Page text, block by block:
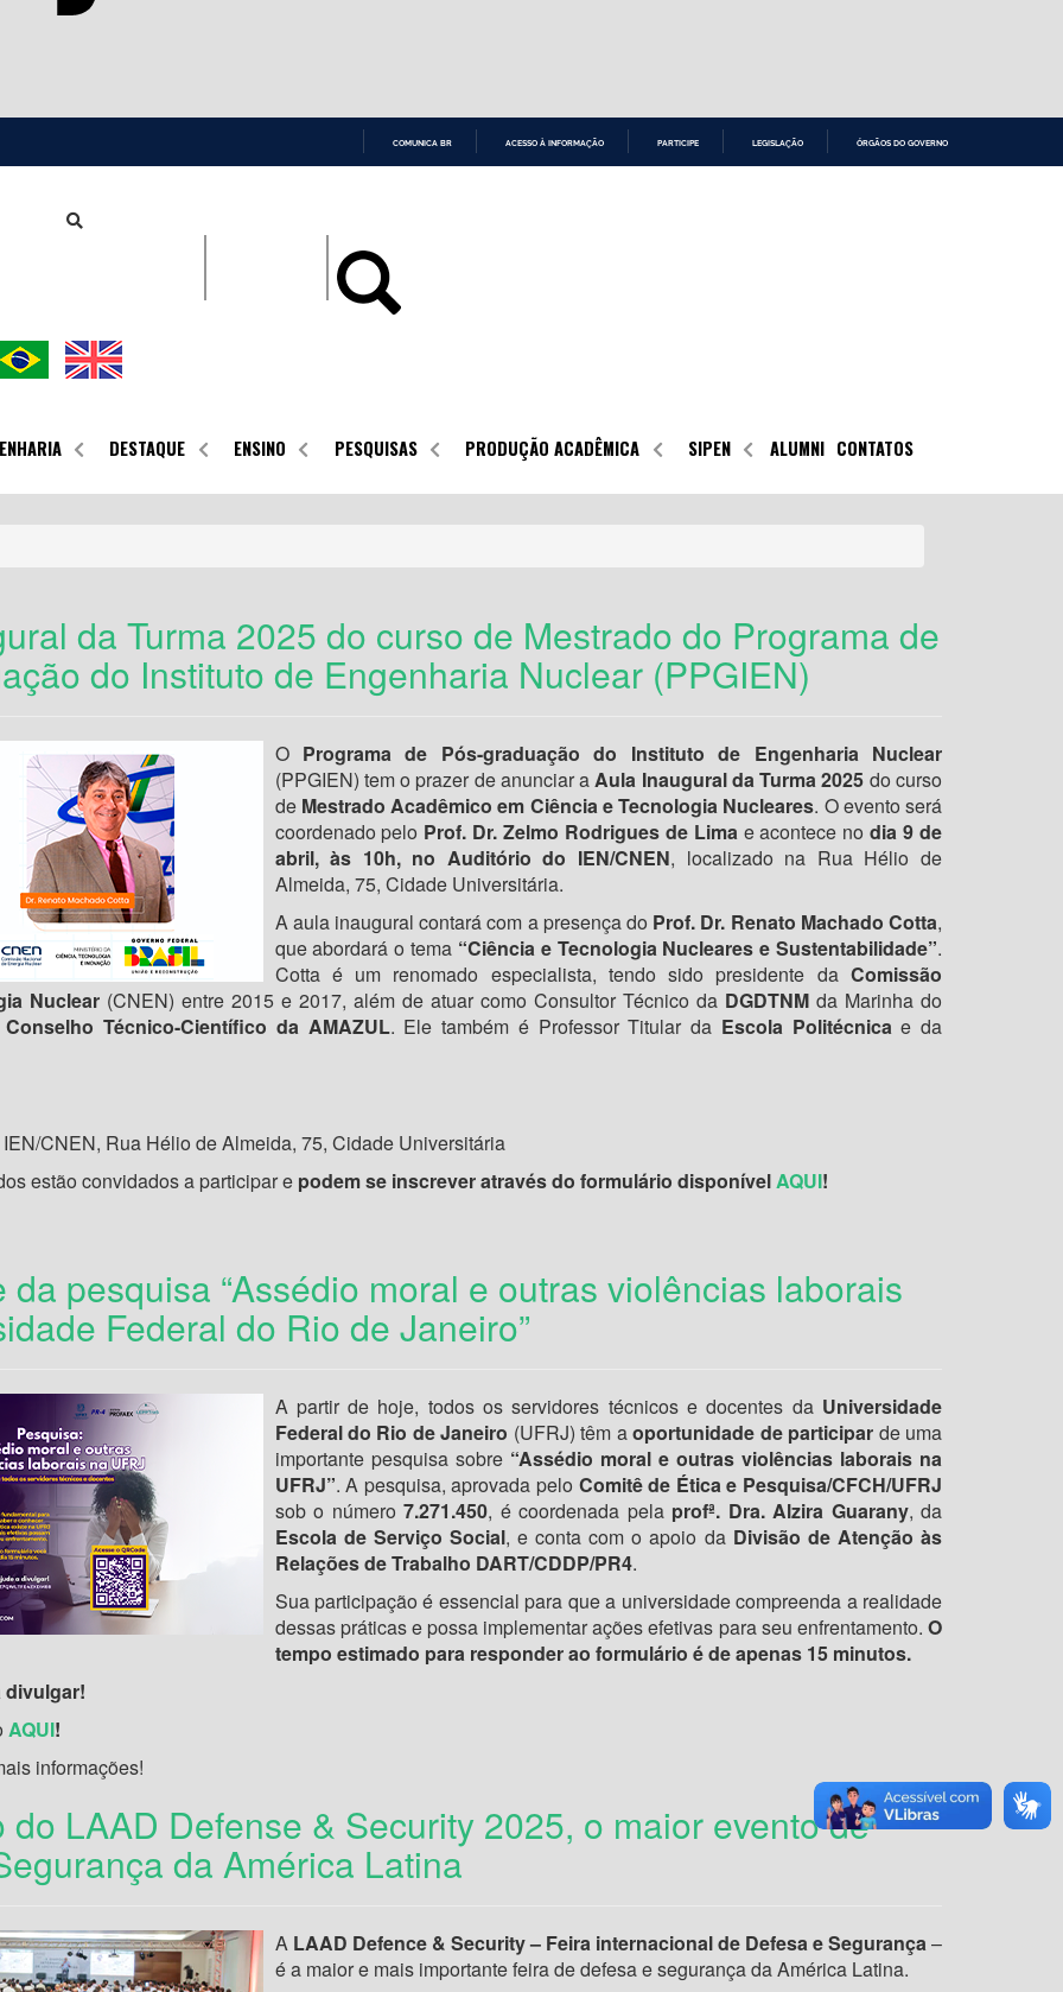
COMUNICA BR ACESSO À INFORMAÇÃO PARTICIPE LEGISLAÇÃO ÓRGÃOS DO GOVERNO
DESTAQUE ENSINO PESQUISAS PRODUÇÃO ACADÊMICA SIPEN ALUMNI CONTATOS
da Turma 2025 do curso de Mestrado do Programa de
do Instituto de Engenharia Nuclear (PPGIEN)
O Programa de Pós-graduação do Instituto de Engenharia Nuclear
(PPGIEN) tem o prazer de anunciar aAula Inaugural da Turma 2025 do curso
de Mestrado Acadêmico em Ciência e Tecnologia Nucleares. O evento será
coordenado pelo Prof. Dr. Zelmo Rodrigues de Limae acontece nodia 9 de
abril, às 10h, no Auditório do IEN/CNEN, localizado na Rua Hélio de
Almeida, 75, Cidade Universitária.
A aula inaugural contará com a presença do Prof. Dr. Renato Machado Cotta,
que abordará o tema “Ciência e Tecnologia Nucleares e Sustentabilidade”.
Cotta é um renomado especialista, tendo sido presidente da Comissão
Nuclear(CNEN) entre 2015 e 2017, além de atuar como Consultor Técnico da DGDTNMda Marinha do
Conselho Técnico-Científico da AMAZUL. Ele também é Professor Titular da Escola Politécnicae da
CNEN, Rua Hélio de Almeida, 75, Cidade Universitária
estão convidados a participar e podem se inscrever através do formulário disponívelAQUI!
da pesquisa “Assédio moral e outras violências laborais
Federal do Rio de Janeiro”
A partir de hoje, todos os servidores técnicos e docentes da Universidade
Federal do Rio de Janeiro (UFRJ) têm aoportunidade de participar de uma
importante pesquisa sobre “Assédio moral e outras violências laborais na
UFRJ”. A pesquisa, aprovada pelo Comitê de Ética e Pesquisa/CFCH/UFRJ
sob o número 7.271.450, é coordenada pela profª. Dra. Alzira Guarany, da
Escola de Serviço Social, e conta com o apoio da Divisão de Atenção às
Relações de Trabalho DART/CDDP/PR4.
Sua participação é essencial para que a universidade compreenda a realidade
dessas práticas e possa implementar ações efetivas para seu enfrentamento. O
tempo estimado para responder ao formulário é de apenas 15 minutos.
divulgar!
AQUI!
informações!
do LAAD Defense & Security 2025, o maior evento de
da América Latina
A LAAD Defence & Security – Feira internacional de Defesa e Segurança–
é a maior e mais importante feira de defesa e segurança da América Latina.